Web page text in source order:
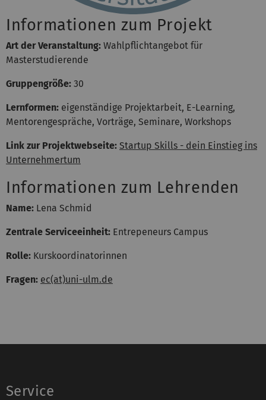
Informationen zum Projekt
Art der Veranstaltung: Wahlpflichtangebot für
Masterstudierende
Gruppengröße: 30
Lernformen: eigenständige Projektarbeit, E-Learning,
Mentorengespräche, Vorträge, Seminare, Workshops
Link zur Projektwebseite: Startup Skills - dein Einstieg ins
Unternehmertum
Informationen zum Lehrenden
Name: Lena Schmid
Zentrale Serviceeinheit: Entrepeneurs Campus
Rolle: Kurskoordinatorinnen
Fragen: ec(at)uni-ulm.de
Service